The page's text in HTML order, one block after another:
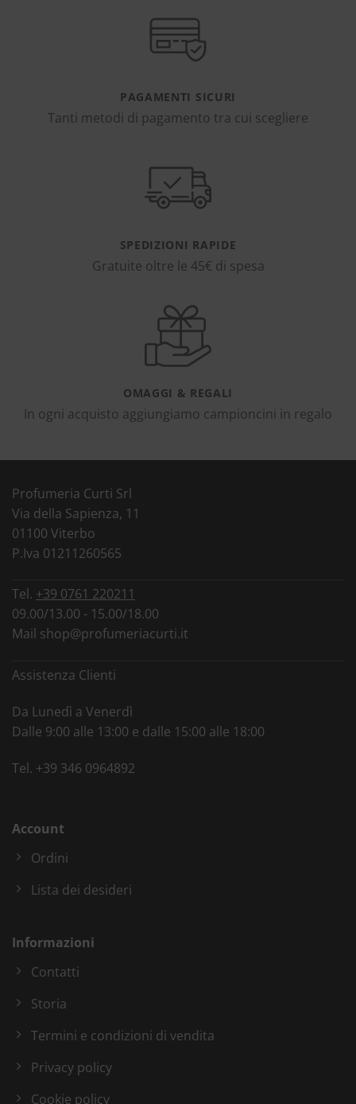
PAGAMENTI SICURI
Tanti metodi di pagamento tra cui scegliere
SPEDIZIONI RAPIDE
Gratuite oltre le 45€ di spesa
OMAGGI & REGALI
In ogni acquisto aggiungiamo campioncini in regalo
Profumeria Curti Srl
Via della Sapienza, 11
01100 Viterbo
P.Iva 01211260565
Tel. +39 0761 220211
09.00/13.00 - 15.00/18.00
Mail shop@profumeriacurti.it
Assistenza Clienti
Da Lunedì a Venerdì
Dalle 9:00 alle 13:00 e dalle 15:00 alle 18:00
Tel. +39 346 0964892
Account
Ordini
Lista dei desideri
Informazioni
Contatti
Storia
Termini e condizioni di vendita
Privacy policy
Cookie policy